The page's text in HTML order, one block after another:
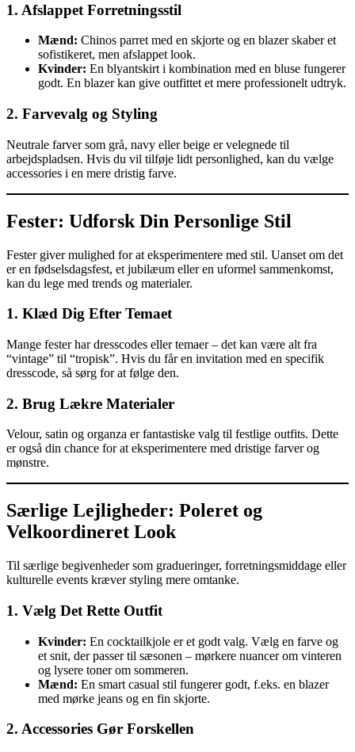
1. Afslappet Forretningsstil
Mænd: Chinos parret med en skjorte og en blazer skaber et
sofistikeret, men afslappet look.
Kvinder: En blyantskirt i kombination med en bluse fungerer
godt. En blazer kan give outfittet et mere professionelt udtryk.
2. Farvevalg og Styling
Neutrale farver som grå, navy eller beige er velegnede til
arbejdspladsen. Hvis du vil tilføje lidt personlighed, kan du vælge
accessories i en mere dristig farve.
Fester: Udforsk Din Personlige Stil
Fester giver mulighed for at eksperimentere med stil. Uanset om det
er en fødselsdagsfest, et jubilæum eller en uformel sammenkomst,
kan du lege med trends og materialer.
1. Klæd Dig Efter Temaet
Mange fester har dresscodes eller temaer – det kan være alt fra
“vintage” til “tropisk”. Hvis du får en invitation med en specifik
dresscode, så sørg for at følge den.
2. Brug Lækre Materialer
Velour, satin og organza er fantastiske valg til festlige outfits. Dette
er også din chance for at eksperimentere med dristige farver og
mønstre.
Særlige Lejligheder: Poleret og
Velkoordineret Look
Til særlige begivenheder som gradueringer, forretningsmiddage eller
kulturelle events kræver styling mere omtanke.
1. Vælg Det Rette Outfit
Kvinder: En cocktailkjole er et godt valg. Vælg en farve og
et snit, der passer til sæsonen – mørkere nuancer om vinteren
og lysere toner om sommeren.
Mænd: En smart casual stil fungerer godt, f.eks. en blazer
med mørke jeans og en fin skjorte.
2. Accessories Gør Forskellen